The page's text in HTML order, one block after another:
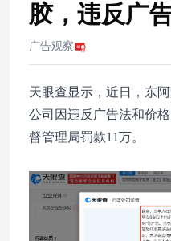
胶，违反广
广告观察
天眼查显示，近日，东
公司因违反广告法和价
督管理局罚款11万。